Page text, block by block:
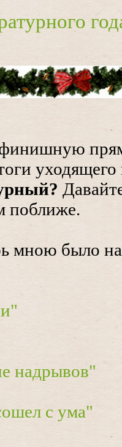
уходящего
поближе.
мною было
надрывов"
с ума"